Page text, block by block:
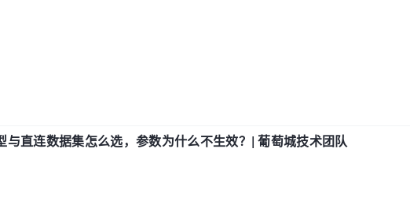
直连数据集怎么选，参数为什么不生效？| 葡萄城技术团队